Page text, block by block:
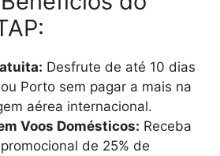
Desfrute de até 10 dias
Porto sem pagar a mais na
aérea internacional.
Voos Domésticos: Receba
de 25% de